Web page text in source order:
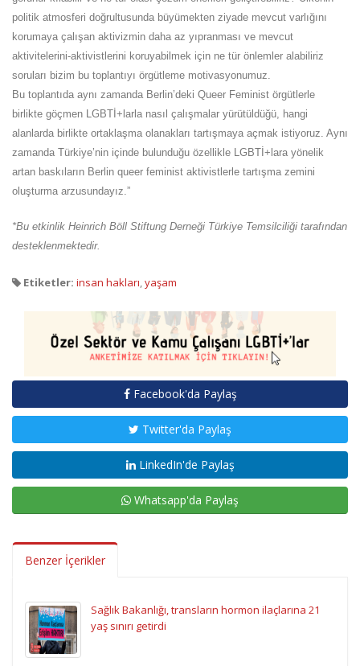
politik atmosferi doğrultusunda büyümekten ziyade mevcut varlığını
korumaya çalışan aktivizmin daha az yıpranması ve mevcut
aktivitelerini-aktivistlerini koruyabilmek için ne tür önlemler alabiliriz
soruları bizim bu toplantıyı örgütleme motivasyonumuz.
Bu toplantıda aynı zamanda Berlin’deki Queer Feminist örgütlerle
birlikte göçmen LGBTİ+larla nasıl çalışmalar yürütüldüğü, hangi
alanlarda birlikte ortaklaşma olanakları tartışmaya açmak istiyoruz. Aynı
zamanda Türkiye’nin içinde bulunduğu özellikle LGBTİ+lara yönelik
artan baskıların Berlin queer feminist aktivistlerle tartışma zemini
oluşturma arzusundayız.”
*Bu etkinlik Heinrich Böll Stiftung Derneği Türkiye Temsilciliği tarafından
desteklenmektedir.
Etiketler: insan hakları,yaşam
Facebook'da Paylaş
Twitter'da Paylaş
LinkedIn'de Paylaş
Whatsapp'da Paylaş
Benzer İçerikler
Sağlık Bakanlığı, transların hormon ilaçlarına 21
yaş sınırı getirdi